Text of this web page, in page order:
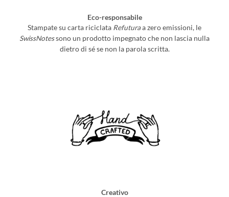
Eco-responsabile
Stampate su carta riciclata Refuturaa zero emissioni, le
SwissNotessono un prodotto impegnato che non lascia nulla
dietro di sé se non la parola scritta.
Creativo